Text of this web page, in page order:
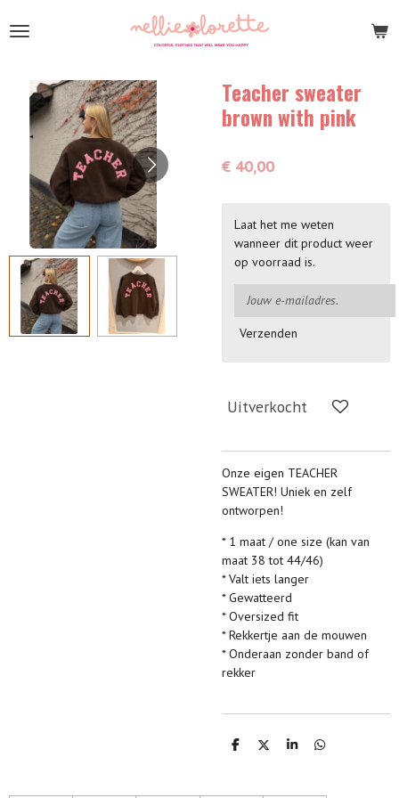
direct
hoofdinhoud
Teacher sweater
brown with pink
€ 40,00
Laat het me weten
wanneer dit product weer
op voorraad is.
Verzenden
Uitverkocht
Onze eigen TEACHER
SWEATER! Uniek en zelf
ontworpen!
* 1 maat / one size (kan van
maat 38 tot 44/46)
* Valt iets langer
* Gewatteerd
* Oversized fit
* Rekkertje aan de mouwen
* Onderaan zonder band of
rekker
D
D
S
D